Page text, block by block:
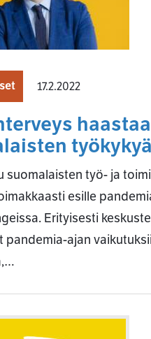
17.2.2022
haastaa
työkykyä
suomalaisten työ- ja
esille
Erityisesti
pandemia-ajan